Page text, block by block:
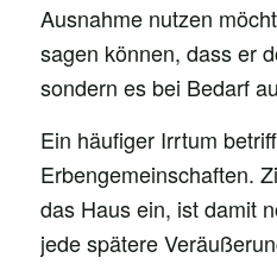
Ausnahme nutzen
sagen können, dass er
sondern es bei Bedarf
Ein häufiger Irrtum
Erbengemeinschaften.
das Haus ein, ist damit
jede spätere